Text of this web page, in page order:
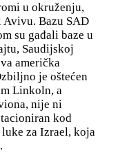
u okruženju,
Bazu SAD
su gađali baze u
Saudijskoj
američka
je oštećen
Linkoln, a
nije ni
kod
za Izrael, koja